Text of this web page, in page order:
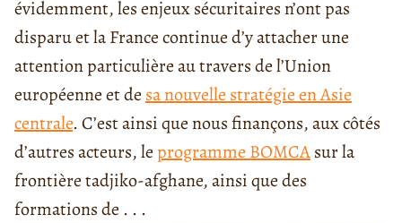
évidemment, les enjeux sécuritaires n’ont pas
disparu et la France continue d’y attacher une
attention particulière au travers de l’Union
européenne et de sa nouvelle stratégie en Asie
centrale. C’est ainsi que nous finançons, aux côtés
d’autres acteurs, leprogramme BOMCAsur la
frontière tadjiko-afghane, ainsi que des
formations de . . .